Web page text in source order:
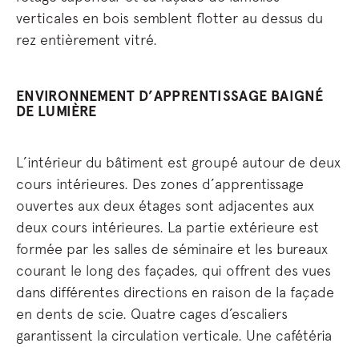
verticales en bois semblent flotter au dessus du
rez entièrement vitré.
ENVIRONNEMENT D’APPRENTISSAGE BAIGNÉ
DE LUMIÈRE
L’intérieur du bâtiment est groupé autour de deux
cours intérieures. Des zones d’apprentissage
ouvertes aux deux étages sont adjacentes aux
deux cours intérieures. La partie extérieure est
formée par les salles de séminaire et les bureaux
courant le long des façades, qui offrent des vues
dans différentes directions en raison de la façade
en dents de scie. Quatre cages d’escaliers
garantissent la circulation verticale. Une cafétéria